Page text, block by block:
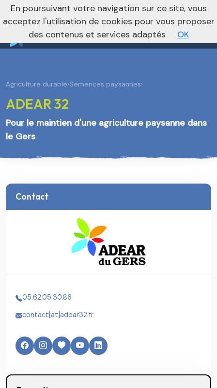
Vers le site national
nivo_2026: 1
Agriculture durable›Semences paysannes›
ADEAR 32
Pour le maintien d'une agriculture paysanne dans
le Gers
Contact
05.62.05.30.86
contact[at]adear32.fr
En poursuivant votre navigation sur ce site, vous
acceptez l'utilisation de cookies pour vous proposer
des contenus et services adaptés
OK